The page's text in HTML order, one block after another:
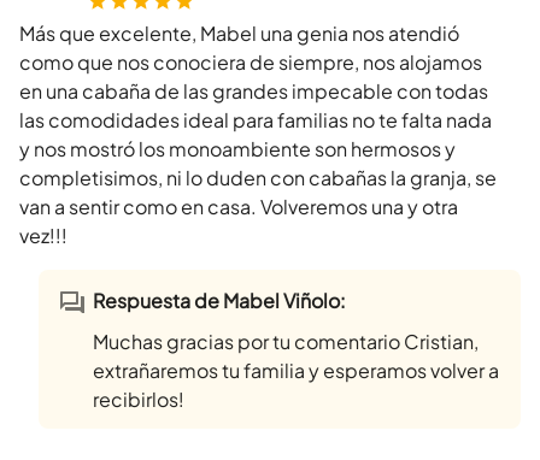
Más que excelente, Mabel una genia nos atendió
como que nos conociera de siempre, nos alojamos
en una cabaña de las grandes impecable con todas
las comodidades ideal para familias no te falta nada
y nos mostró los monoambiente son hermosos y
completisimos, ni lo duden con cabañas la granja, se
van a sentir como en casa. Volveremos una y otra
vez!!!
Respuesta de Mabel Viñolo:
Muchas gracias por tu comentario Cristian,
extrañaremos tu familia y esperamos volver a
recibirlos!